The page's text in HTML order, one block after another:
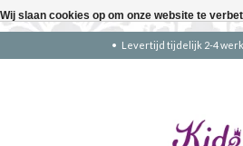
Levertijd tijdelijk 2-4
Wij slaan cookies op om onze website te